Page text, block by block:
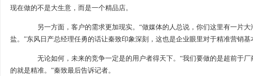
现在做的不是大生意，而是一个精品店。
另一方面，客户的需求更加现实。“做媒体的人总说，你们这里有一片大
盐。”东风日产总经理任勇的话让秦致印象深刻，这也是企业眼里对于精准营销基
无论如何，未来的竞争一定是的用户者得天下。“我们要做的是超前于厂
的就是精准。”秦致最后告诉记者。